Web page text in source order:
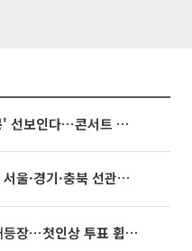
빅뱅, 20주년 기념 '새 뱅봉' 선보인다⋯콘서트 앞두고 팝업 개최
충북 선관위 등 추가 압수수색
‘나솔사계’ 국화, 결별 후 재등장⋯첫인상 투표 휩쓸고 ‘인기녀’ 등극